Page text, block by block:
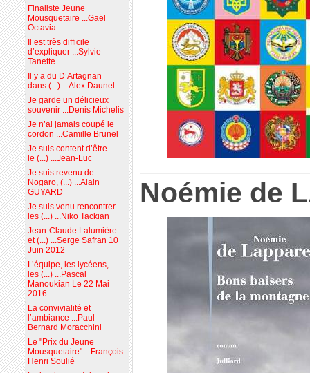
Noémie de
Finaliste Jeune
Mousquetaire ...Gaël
Octavia
Il est très difficile
d’expliquer ...Sylvie
Tanette
Il y a du D’Artagnan
dans (...) ...Alex Daunel
Je garde un délicieux
souvenir ...Denis Michelis
Je n’ai jamais coupé le
cordon ...Camille Brunel
Je suis content d’être
le (...) ...Jean-Luc
Je suis revenu de
Nogaro, (...) ...Alain
GUYARD
Je suis venu rencontrer
les (...) ...Niko Tackian
Jean-Claude Lalumière
et (...) ...Serge Safran 10
Juin 2012
L’équipe, les lycéens,
les (...) ...Pascal
Manoukian Le 22 Mai
2016
La convivialité et
l’ambiance ...Paul-
Bernard Moracchini
Le "Prix du Jeune
Mousquetaire" ...François-
Henri Soulié